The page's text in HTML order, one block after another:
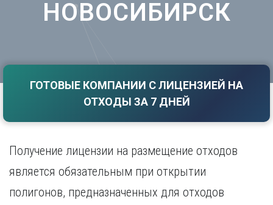
Волгоград
Екатеринбург
И
Иваново
Ижевск
К
Казань
Калининград
Саратов
Ставрополь
Т
Тамбов
Тольятти
Томск
Тула
Тюмень
НОВОСИБИРСК
ГОТОВЫЕ КОМПАНИИ С ЛИЦЕНЗИЕЙ НА
ОТХОДЫ ЗА 7 ДНЕЙ
Получение лицензии на размещение отходов
является обязательным при открытии
полигонов, предназначенных для отходов